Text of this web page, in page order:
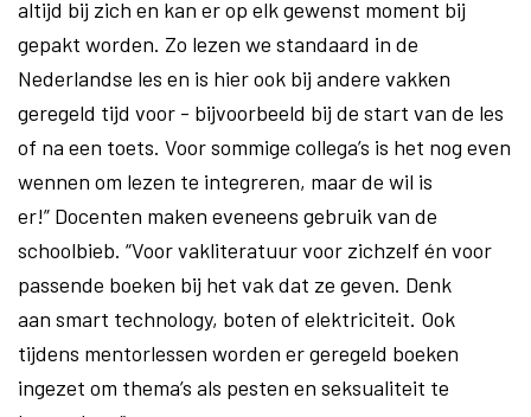
altijd bij zich en kan er op elk gewenst moment bij
gepakt worden. Zo lezen we standaard in de
Nederlandse les en is hier ook bij andere vakken
geregeld tijd voor - bijvoorbeeld bij de start van de les
of na een toets. Voor sommige collega’s is het nog even
wennen om lezen te integreren, maar de wil is
er!” Docenten maken eveneens gebruik van de
schoolbieb. “Voor vakliteratuur voor zichzelf én voor
passende boeken bij het vak dat ze geven. Denk
aan smart technology, boten of elektriciteit. Ook
tijdens mentorlessen worden er geregeld boeken
ingezet om thema’s als pesten en seksualiteit te